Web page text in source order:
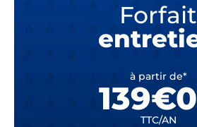
Forfait
à partir de*
TTC/AN